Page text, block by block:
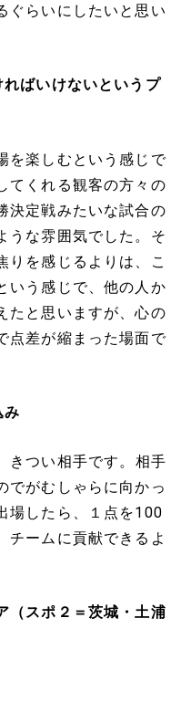
ぐらいにしたいと思い
ばいけないというプ
を楽しむという感じで
てくれる観客の方々の
決定戦みたいな試合の
うな雰囲気でした。そ
りを感じるよりは、こ
いう感じで、他の人か
たと思いますが、心の
点差が縮まった場面で
み
きつい相手です。相手
でがむしゃらに向かっ
場したら、１点を100
チームに貢献できるよ
（スポ２＝茨城・土浦